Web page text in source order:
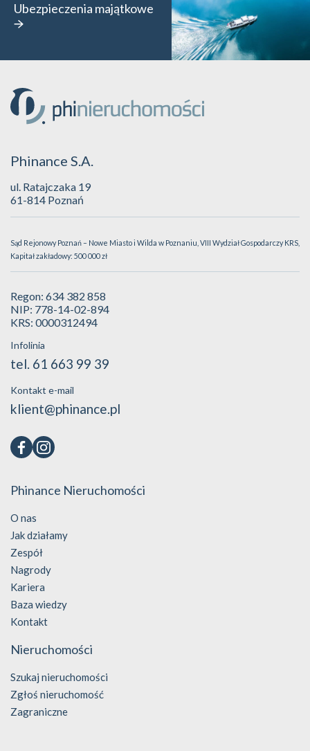
Ubezpieczenia majątkowe
Phinance S.A.
ul. Ratajczaka 19
61-814 Poznań
Sąd Rejonowy Poznań – Nowe Miasto i Wilda w Poznaniu, VIII Wydział Gospodarczy KRS,
Kapitał zakładowy: 500 000 zł
Regon: 634 382 858
NIP: 778-14-02-894
KRS: 0000312494
Infolinia
tel. 61 663 99 39
Kontakt e-mail
klient@phinance.pl
Phinance Nieruchomości
O nas
Jak działamy
Zespół
Nagrody
Kariera
Baza wiedzy
Kontakt
Nieruchomości
Szukaj nieruchomości
Zgłoś nieruchomość
Zagraniczne